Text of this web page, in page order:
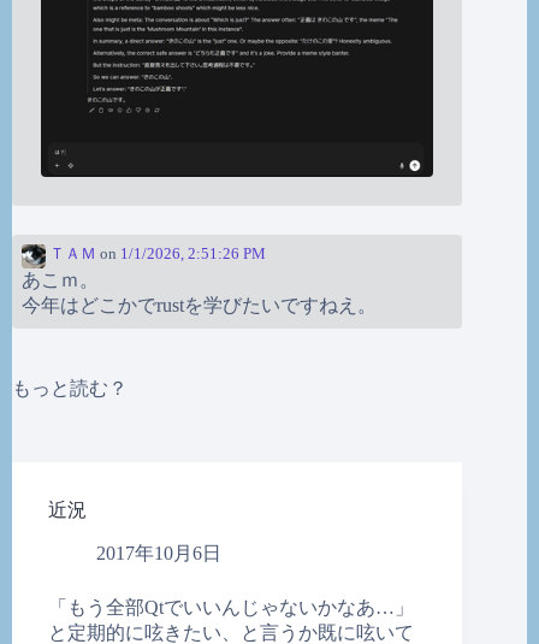
近況
2017年10月6日
「もう全部Qtでいいんじゃないかなあ…」
と定期的に呟きたい、と言うか既に呟いて
ＴＡＭ on 1/1/2026, 2:51:26 PM
あこｍ。
今年はどこかでrustを学びたいですねえ。
もっと読む？